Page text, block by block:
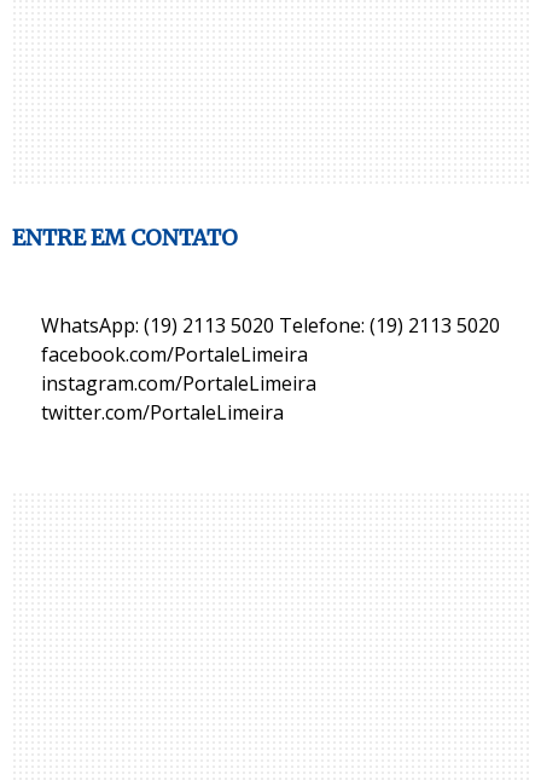
ENTRE EM CONTATO
WhatsApp: (19) 2113 5020 Telefone: (19) 2113 5020
facebook.com/PortaleLimeira
instagram.com/PortaleLimeira
twitter.com/PortaleLimeira